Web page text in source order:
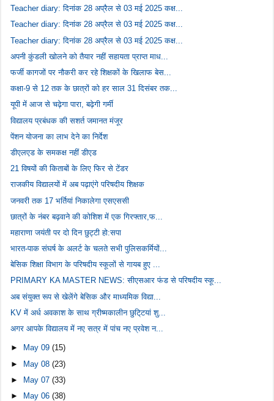
Teacher diary: दिनांक 28 अप्रैल से 03 मई 2025 कक्ष...
Teacher diary: दिनांक 28 अप्रैल से 03 मई 2025 कक्ष...
Teacher diary: दिनांक 28 अप्रैल से 03 मई 2025 कक्ष...
अपनी कुंडली खोलने को तैयार नहीं सहायता प्राप्त माध...
फर्जी कागजों पर नौकरी कर रहे शिक्षकों के खिलाफ बेस...
कक्षा-9 से 12 तक के छात्रों को हर साल 31 दिसंबर तक...
यूपी में आज से चढ़ेगा पारा, बढ़ेगी गर्मी
विद्यालय प्रबंधक की सशर्त जमानत मंजूर
पेंशन योजना का लाभ देने का निर्देश
डीएलएड के समकक्ष नहीं डीएड
21 विषयों की किताबों के लिए फिर से टेंडर
राजकीय विद्यालयों में अब पढ़ाएंगे परिषदीय शिक्षक
जनवरी तक 17 भर्तियां निकालेगा एसएससी
छात्रों के नंबर बढ़वाने की कोशिश में एक गिरफ्तार,फ...
महाराणा जयंती पर दो दिन छुट्टी हो:सपा
भारत-पाक संघर्ष के अलर्ट के चलते सभी पुलिसकर्मियों...
बेसिक शिक्षा विभाग के परिषदीय स्कूलों से गायब हुए ...
PRIMARY KA MASTER NEWS: सीएसआर फंड से परिषदीय स्कू...
अब संयुक्त रूप से खेलेंगे बेसिक और माध्यमिक विद्या...
KV में अर्ध अवकाश के साथ ग्रीष्मकालीन छुटि्टयां शु...
अगर आपके विद्यालय में नए सत्र में पांच नए प्रवेश न...
► May 09(15)
► May 08(23)
►
May 07(33)
►
May 06(38)